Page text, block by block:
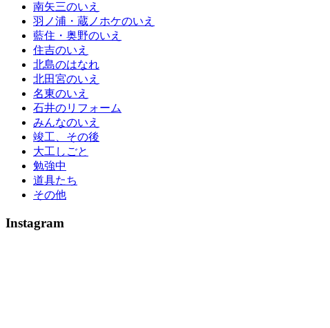
南矢三のいえ
羽ノ浦・蔵ノホケのいえ
藍住・奥野のいえ
住吉のいえ
北島のはなれ
北田宮のいえ
名東のいえ
石井のリフォーム
みんなのいえ
竣工、その後
大工しごと
勉強中
道具たち
その他
Instagram